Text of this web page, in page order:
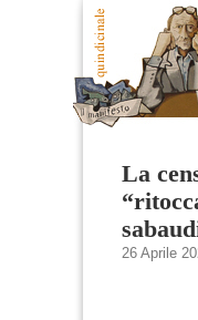
La
26 Aprile